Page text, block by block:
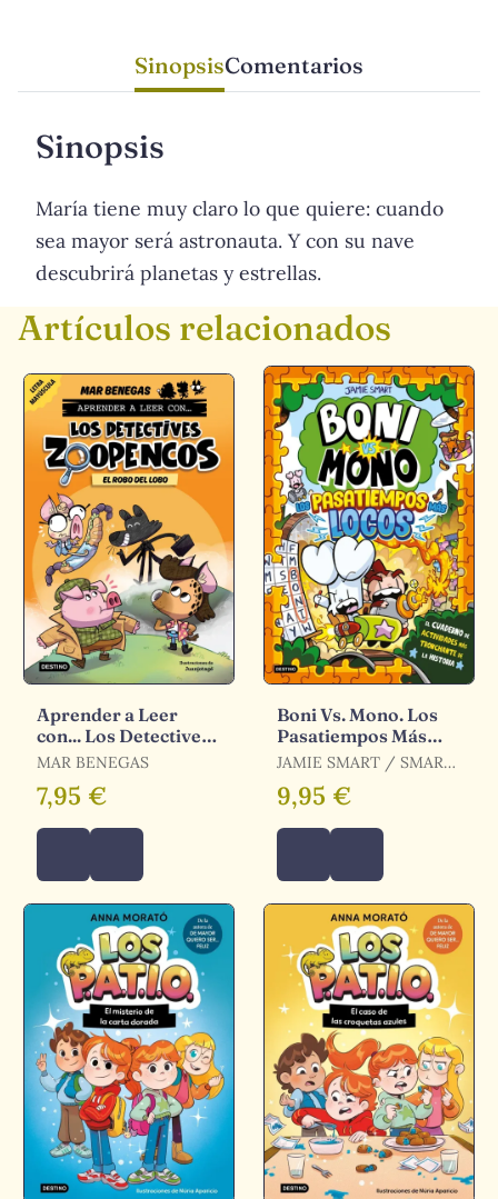
SinopsisComentarios
Sinopsis
María tiene muy claro lo que quiere: cuando
sea mayor será astronauta. Y con su nave
descubrirá planetas y estrellas.
Artículos relacionados
Aprender a Leer
con... Los Detectives
Zoopencos 11. El
MAR BENEGAS
7,95 €
Boni Vs. Mono. Los
Pasatiempos Más
Locos
JAMIE SMART / SMART,
JAMIE
9,95 €